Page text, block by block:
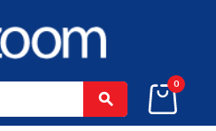
search
0